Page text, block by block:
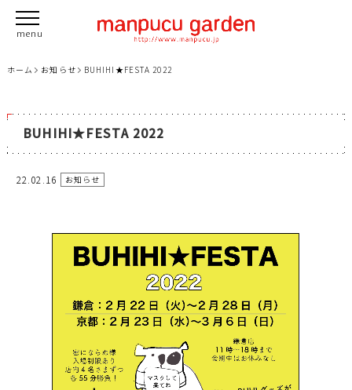
ホーム お知らせ BUHIHI★FESTA 2022
BUHIHI★FESTA 2022
22.02.16 お知らせ